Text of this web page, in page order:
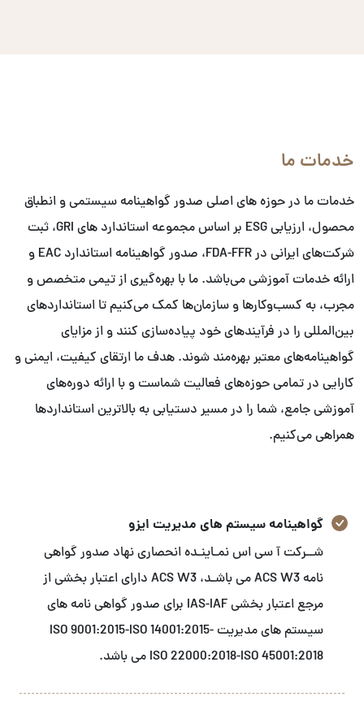
خدمات ما
خدمات ما در حوزه های اصلی صدور گواهینامه سیستمی و انطباق
محصول، ارزیابی ESG بر اساس مجموعه استاندارد های GRI، ثبت
شرکت‌های ایرانی در FDA-FFR، صدور گواهینامه استاندارد EAC و
ارائه خدمات آموزشی می‌باشد. ما با بهره‌گیری از تیمی متخصص و
مجرب، به کسب‌وکارها و سازمان‌ها کمک می‌کنیم تا استانداردهای
بین‌المللی را در فرآیندهای خود پیاده‌سازی کنند و از مزایای
گواهینامه‌های معتبر بهره‌مند شوند. هدف ما ارتقای کیفیت، ایمنی و
کارایی در تمامی حوزه‌های فعالیت شماست و با ارائه دوره‌های
آموزشی جامع، شما را در مسیر دستیابی به بالاترین استانداردها
همراهی می‌کنیم.
گواهینامه سیستم های مدیریت ایزو
شــرکت آ سی اس نمـاینـده انحصاری نهاد صدور گواهی
نامه ACS W3 می باشـد، ACS W3 دارای اعتبار بخشی از
مرجع اعتبار بخشی IAS-IAF برای صدور گواهی نامه های
سیستم های مدیریت ISO 9001:2015-ISO 14001:2015-
ISO 22000:2018-ISO 45001:2018 می باشد.